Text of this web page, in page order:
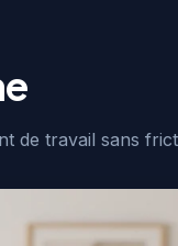
de travail sans